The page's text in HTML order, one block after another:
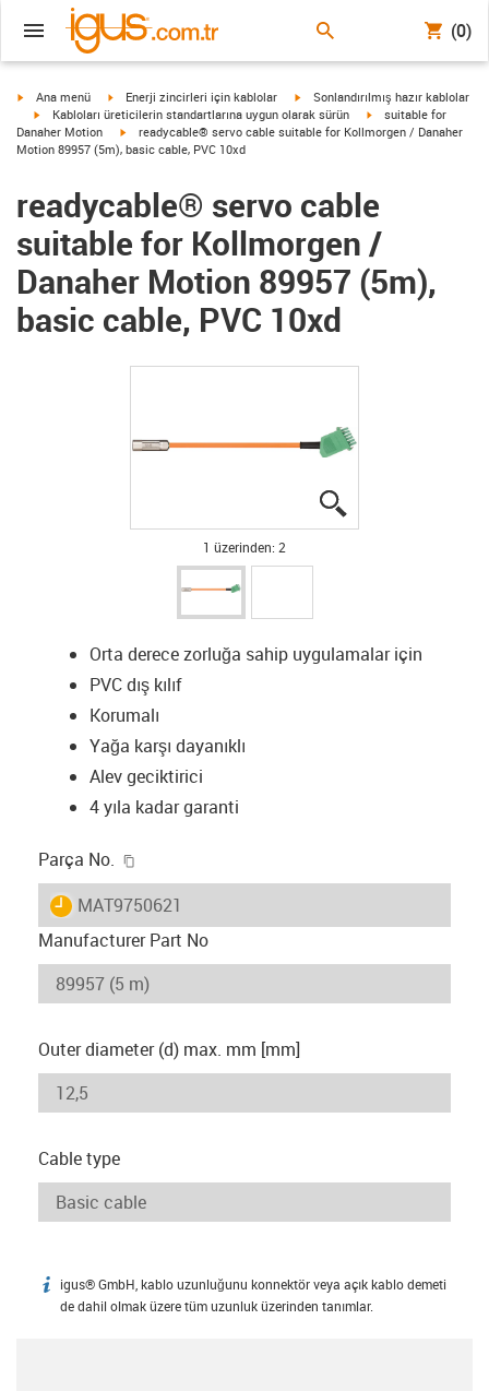
(0)
igus-icon-arrow-right
Ana menü igus-icon-arrow-right
Enerji zincirleri için kablolar igus-icon-arrow-right
Sonlandırılmış hazır kablolar
igus-icon-arrow-right
Kabloları üreticilerin standartlarına uygun olarak sürün igus-icon-arrow-right
suitable for
Danaher Motion
igus-icon-arrow-right
readycable® servo cable suitable for Kollmorgen / Danaher
Motion 89957 (5m), basic cable, PVC 10xd
readycable® servo cable
suitable for Kollmorgen /
Danaher Motion 89957 (5m),
basic cable, PVC 10xd
1 üzerinden: 2
Orta derece zorluğa sahip uygulamalar için
PVC dış kılıf
Korumalı
Yağa karşı dayanıklı
Alev geciktirici
4 yıla kadar garanti
Parça No.
igus-icon-lieferzeit
MAT9750621
Manufacturer Part No
Outer diameter (d) max. mm [mm]
Cable type
igus-icon-info
igus® GmbH, kablo uzunluğunu konnektör veya açık kablo demeti
de dahil olmak üzere tüm uzunluk üzerinden tanımlar.